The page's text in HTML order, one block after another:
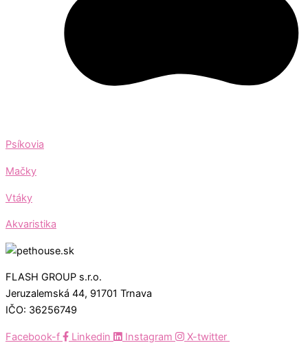
Psíkovia
Mačky
Vtáky
Akvaristika
FLASH GROUP s.r.o.
Jeruzalemská 44, 91701 Trnava
IČO: 36256749
Facebook-f Linkedin Instagram X-twitter